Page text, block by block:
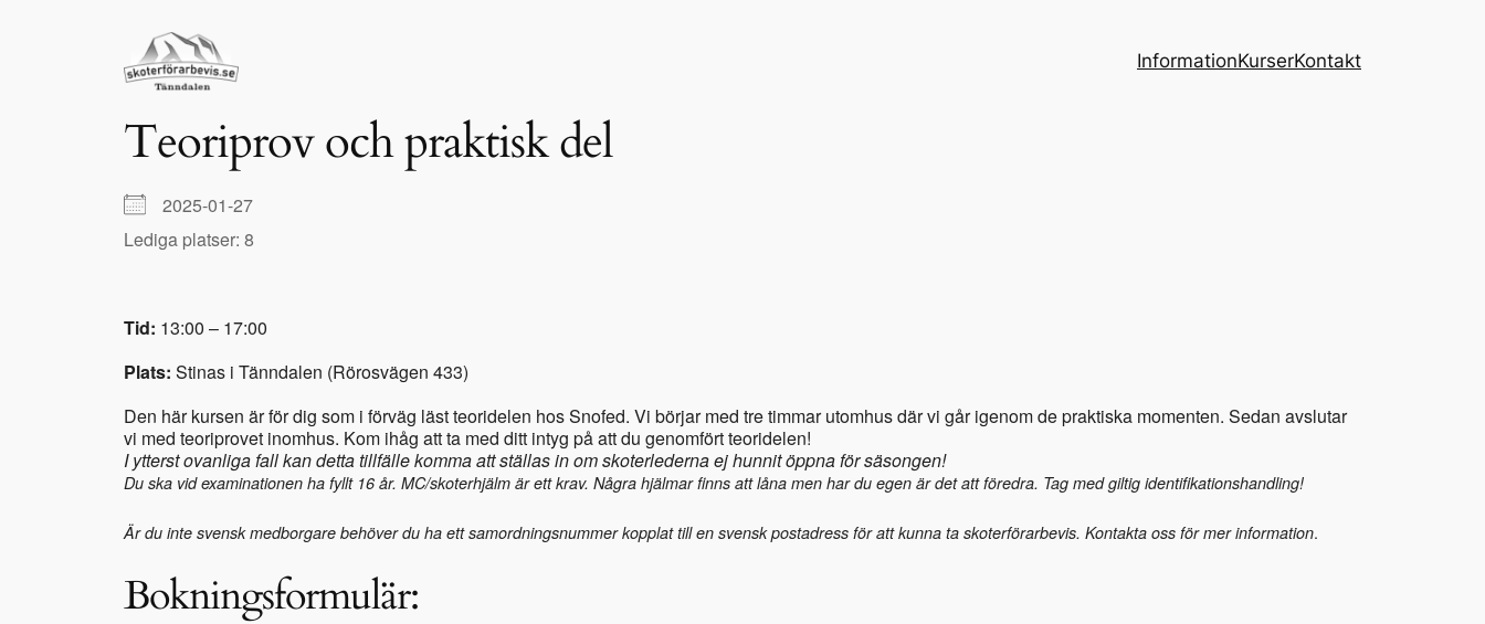
InformationKurserKontakt
Teoriprov och praktisk del
2025-01-27
Lediga platser: 8
Tid: 13:00 – 17:00
Plats: Stinas i Tänndalen (Rörosvägen 433)
Den här kursen är för dig som i förväg läst teoridelen hos Snofed. Vi börjar med tre timmar utomhus där vi går igenom de praktiska momenten. Sedan avslutar
vi med teoriprovet inomhus. Kom ihåg att ta med ditt intyg på att du genomfört teoridelen!
I ytterst ovanliga fall kan detta tillfälle komma att ställas in om skoterlederna ej hunnit öppna för säsongen!
Du ska vid examinationen ha fyllt 16 år. MC/skoterhjälm är ett krav. Några hjälmar finns att låna men har du egen är det att föredra. Tag med giltig identifikationshandling!
Är du inte svensk medborgare behöver du ha ett samordningsnummer kopplat till en svensk postadress för att kunna ta skoterförarbevis. Kontakta oss för mer information.
Bokningsformulär: